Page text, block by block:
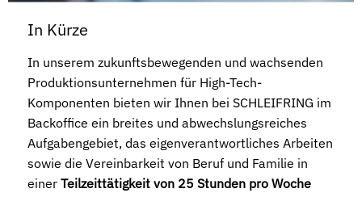
In Kürze
In unserem zukunftsbewegenden und wachsenden
Produktionsunternehmen für High-Tech-
Komponenten bieten wir Ihnen bei SCHLEIFRING im
Backoffice ein breites und abwechslungsreiches
Aufgabengebiet, das eigenverantwortliches Arbeiten
sowie die Vereinbarkeit von Beruf und Familie in
einer Teilzeittätigkeit von 25 Stunden pro Woche